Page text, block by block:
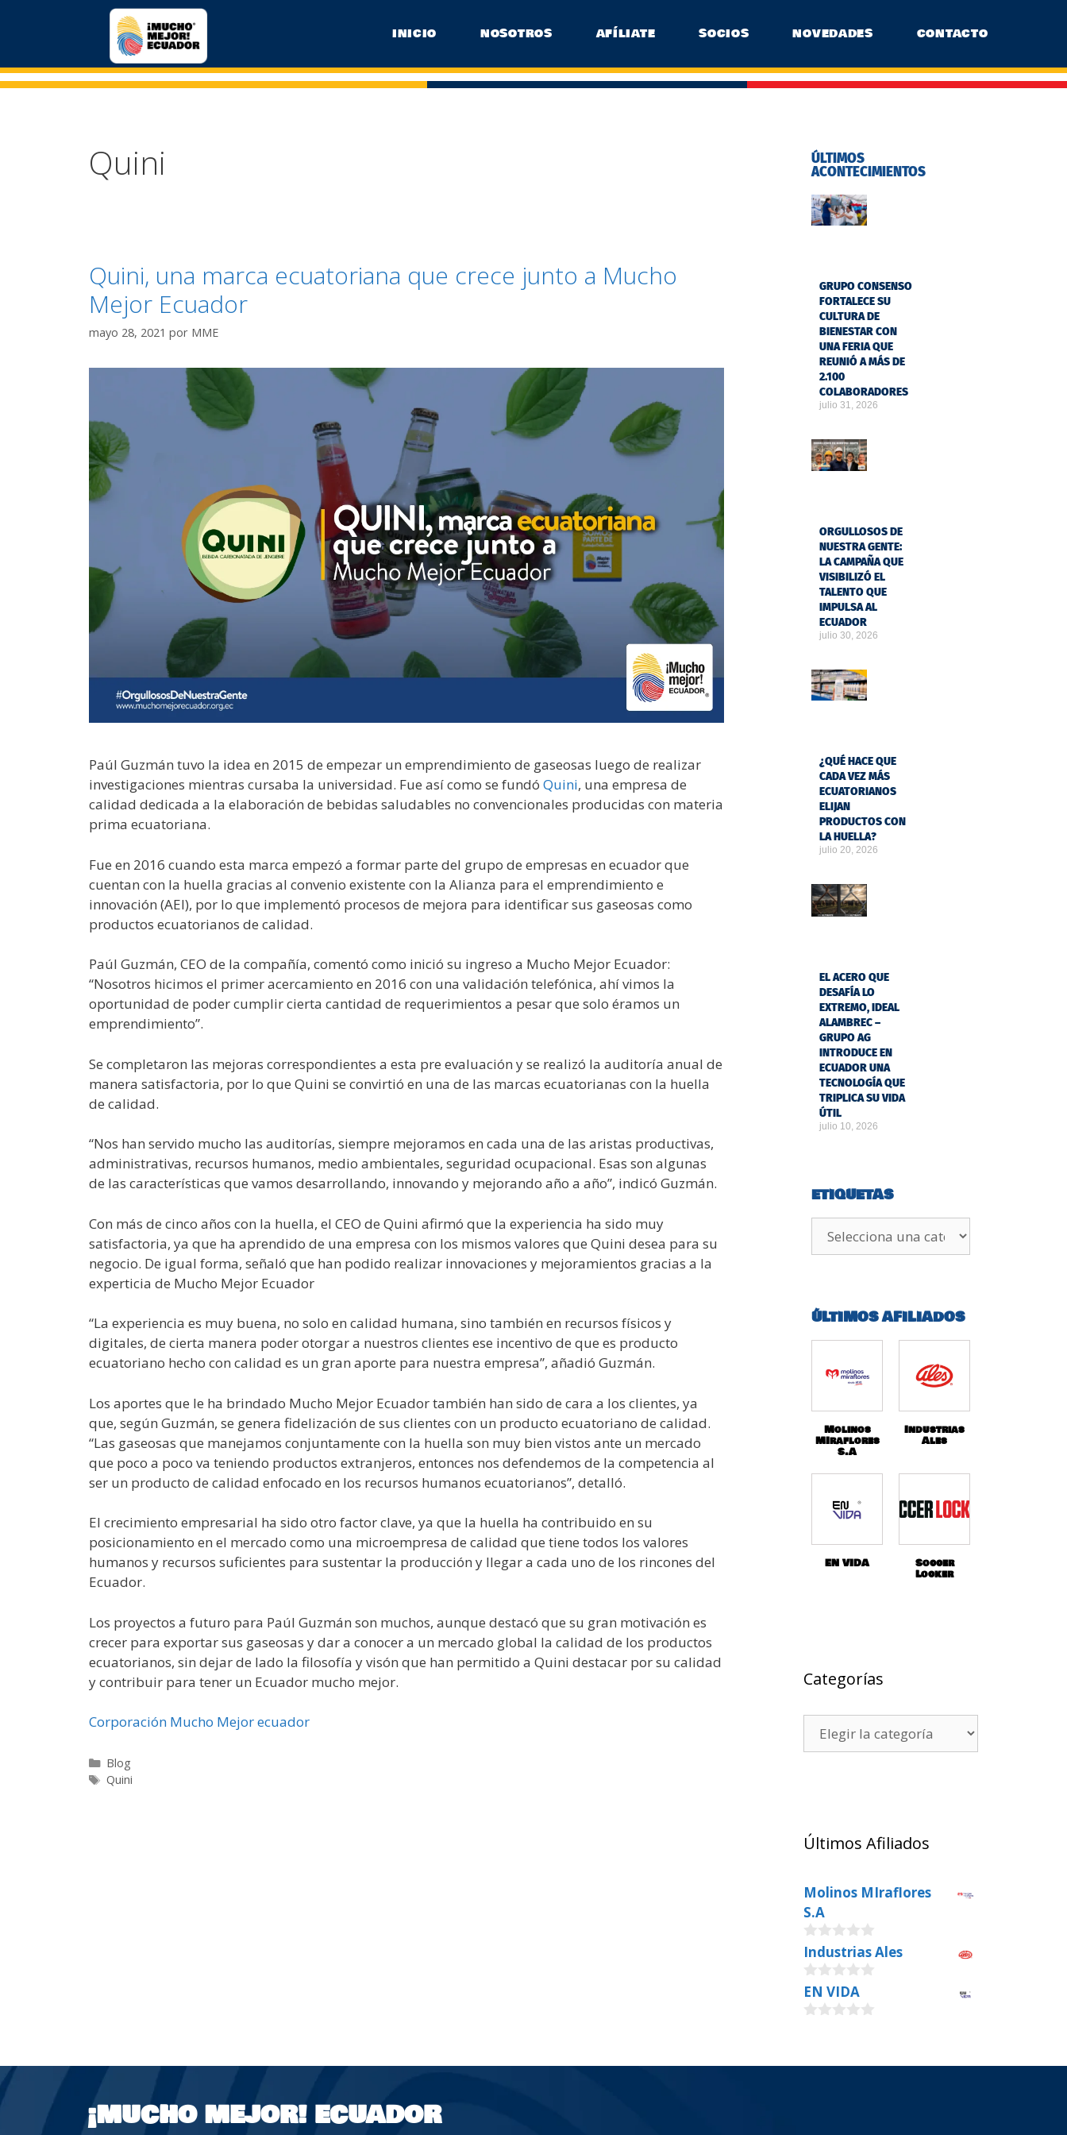
INICIO NOSOTROS AFÍLIATE SOCIOS NOVEDADES CONTACTO
Quini
Quini, una marca ecuatoriana que crece junto a Mucho
Mejor Ecuador
mayo 28, 2021 por MME
Paúl Guzmán tuvo la idea en 2015 de empezar un emprendimiento de gaseosas luego de realizar
investigaciones mientras cursaba la universidad. Fue así como se fundó Quini, una empresa de
calidad dedicada a la elaboración de bebidas saludables no convencionales producidas con materia
prima ecuatoriana.
Fue en 2016 cuando esta marca empezó a formar parte del grupo de empresas en ecuador que
cuentan con la huella gracias al convenio existente con la Alianza para el emprendimiento e
innovación (AEI), por lo que implementó procesos de mejora para identificar sus gaseosas como
productos ecuatorianos de calidad.
Paúl Guzmán, CEO de la compañía, comentó como inició su ingreso a Mucho Mejor Ecuador:
“Nosotros hicimos el primer acercamiento en 2016 con una validación telefónica, ahí vimos la
oportunidad de poder cumplir cierta cantidad de requerimientos a pesar que solo éramos un
emprendimiento”.
Se completaron las mejoras correspondientes a esta pre evaluación y se realizó la auditoría anual de
manera satisfactoria, por lo que Quini se convirtió en una de las marcas ecuatorianas con la huella
de calidad.
“Nos han servido mucho las auditorías, siempre mejoramos en cada una de las aristas productivas,
administrativas, recursos humanos, medio ambientales, seguridad ocupacional. Esas son algunas
de las características que vamos desarrollando, innovando y mejorando año a año”, indicó Guzmán.
Con más de cinco años con la huella, el CEO de Quini afirmó que la experiencia ha sido muy
satisfactoria, ya que ha aprendido de una empresa con los mismos valores que Quini desea para su
negocio. De igual forma, señaló que han podido realizar innovaciones y mejoramientos gracias a la
experticia de Mucho Mejor Ecuador
“La experiencia es muy buena, no solo en calidad humana, sino también en recursos físicos y
digitales, de cierta manera poder otorgar a nuestros clientes ese incentivo de que es producto
ecuatoriano hecho con calidad es un gran aporte para nuestra empresa”, añadió Guzmán.
Los aportes que le ha brindado Mucho Mejor Ecuador también han sido de cara a los clientes, ya
que, según Guzmán, se genera fidelización de sus clientes con un producto ecuatoriano de calidad.
“Las gaseosas que manejamos conjuntamente con la huella son muy bien vistos ante un mercado
que poco a poco va teniendo productos extranjeros, entonces nos defendemos de la competencia al
ser un producto de calidad enfocado en los recursos humanos ecuatorianos”, detalló.
El crecimiento empresarial ha sido otro factor clave, ya que la huella ha contribuido en su
posicionamiento en el mercado como una microempresa de calidad que tiene todos los valores
humanos y recursos suficientes para sustentar la producción y llegar a cada uno de los rincones del
Ecuador.
Los proyectos a futuro para Paúl Guzmán son muchos, aunque destacó que su gran motivación es
crecer para exportar sus gaseosas y dar a conocer a un mercado global la calidad de los productos
ecuatorianos, sin dejar de lado la filosofía y visón que han permitido a Quini destacar por su calidad
y contribuir para tener un Ecuador mucho mejor.
Corporación Mucho Mejor ecuador
Blog
Quini
ÚLTIMOS
ACONTECIMIENTOS
GRUPO CONSENSO
FORTALECE SU
CULTURA DE
BIENESTAR CON
UNA FERIA QUE
REUNIÓ A MÁS DE
2.100
COLABORADORES
julio 31, 2026
ORGULLOSOS DE
NUESTRA GENTE:
LA CAMPAÑA QUE
VISIBILIZÓ EL
TALENTO QUE
IMPULSA AL
ECUADOR
julio 30, 2026
¿QUÉ HACE QUE
CADA VEZ MÁS
ECUATORIANOS
ELIJAN
PRODUCTOS CON
LA HUELLA?
julio 20, 2026
EL ACERO QUE
DESAFÍA LO
EXTREMO, IDEAL
ALAMBREC –
GRUPO AG
INTRODUCE EN
ECUADOR UNA
TECNOLOGÍA QUE
TRIPLICA SU VIDA
ÚTIL
julio 10, 2026
ETIQUETAS
ÚLTIMOS AFILIADOS
Molinos
MIraflores
S.A
Industrias
Ales
EN VIDA Soccer
Locker
Categorías
Últimos Afiliados
Molinos MIraflores
S.A
0
o
u
t
o
f
Industrias Ales
0
o
u
5
EN VIDA
t
¡MUCHO MEJOR! ECUADOR